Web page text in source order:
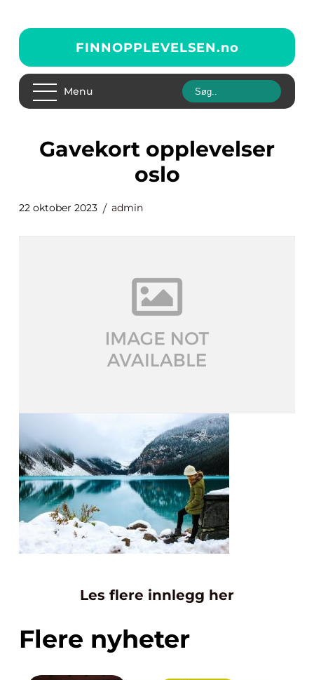
FINNOPPLEVELSEN.no
Menu
gavekort opplevelser
oslo
22 oktober 2023 admin
Les flere innlegg her
Flere nyheter